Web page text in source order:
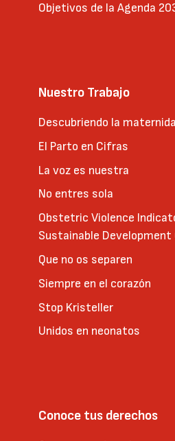
Objetivos de la Agenda
Nuestro Trabajo
Descubriendo la
El Parto en Cifras
La voz es nuestra
No entres sola
Obstetric Violence
Sustainable
Que no os separen
Siempre en el corazón
Stop Kristeller
Unidos en neonatos
Conoce tus derechos